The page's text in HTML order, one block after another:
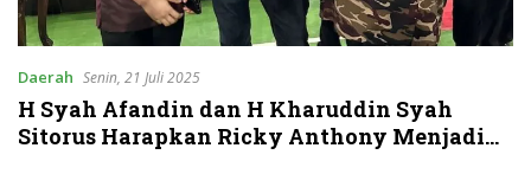
Daerah Senin, 21 Juli 2025
H Syah Afandin dan H Kharuddin Syah
Sitorus Harapkan Ricky Anthony Menjadi